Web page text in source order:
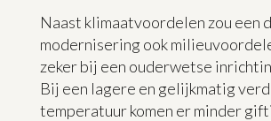
Naast klimaatvoordelen zou een
modernisering ook
zeker bij een ouderwetse
Bij een lagere en gelijkmatig
temperatuur komen er minder